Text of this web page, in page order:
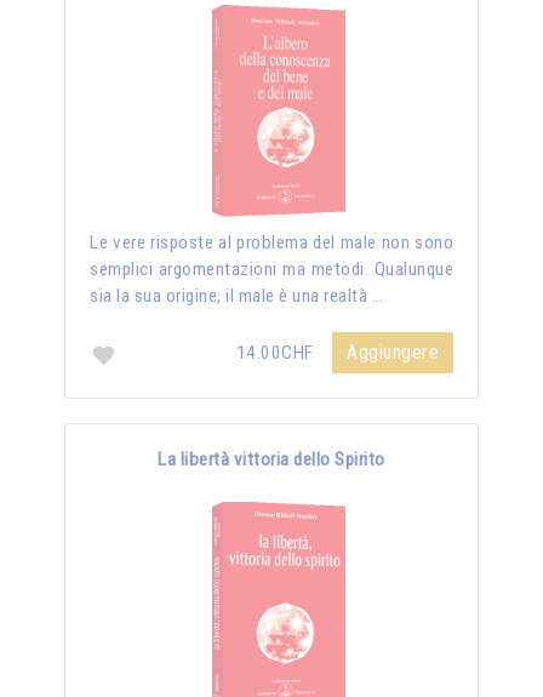
Le vere risposte al problema del male non sono
semplici argomentazioni ma metodi. Qualunque
sia la sua origine, il male è una realtà …
14.00CHF Aggiungere
La libertà vittoria dello Spirito